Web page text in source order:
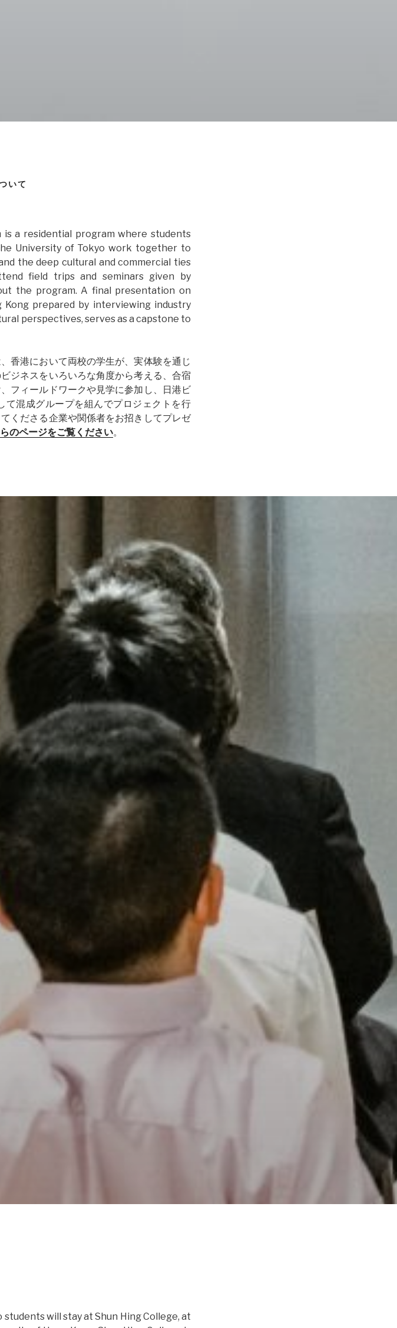
いて
is a residential program where students
University of Tokyo work together to
the deep cultural and commercial ties
field trips and seminars given by
the program. A final presentation on
Kong prepared by interviewing industry
perspectives, serves as a capstone to
香港において両校の学生が、実体験を通じ
ジネスをいろいろな角度から考える、合宿
フィールドワークや見学に参加し、日港ビ
て混成グループを組んでプロジェクトを行
くださる企業や関係者をお招きしてプレゼ
のページをご覧ください。
will stay at Shun Hing College, at